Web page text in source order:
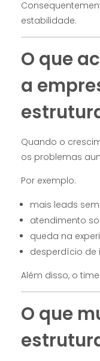
estabilidade.
O que
a
Quando o
os problemas
Por exemplo:
mais leads
atendimento
queda na
desperdício de
Além disso, o
O que